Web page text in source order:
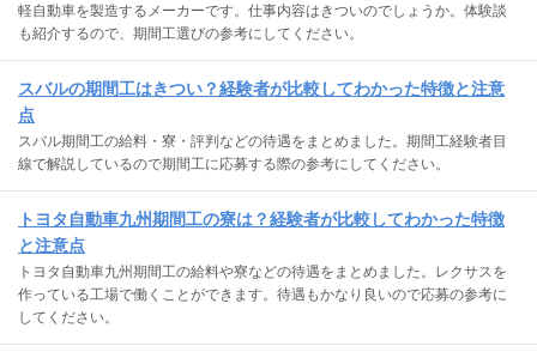
軽自動車を製造するメーカーです。仕事内容はきついのでしょうか。体験談
も紹介するので、期間工選びの参考にしてください。
スバルの期間工はきつい？経験者が比較してわかった特徴と注意
点
スバル期間工の給料・寮・評判などの待遇をまとめました。期間工経験者目
線で解説しているので期間工に応募する際の参考にしてください。
トヨタ自動車九州期間工の寮は？経験者が比較してわかった特徴
と注意点
トヨタ自動車九州期間工の給料や寮などの待遇をまとめました。レクサスを
作っている工場で働くことができます。待遇もかなり良いので応募の参考に
してください。